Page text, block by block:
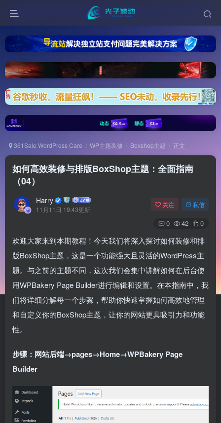
361Sale WordPress Care WP主题装修 Boxshop主题 正文
如何高效装修与排版BoxShop主题：全面指南
（04）
Harry
11月11日 19:43更新
关注 私信
0 42 0
欢迎大家来到本期教程！今天我们将深入探讨如何装修和排
版BoxShop主题，这是一个功能强大且灵活的WordPress主
题。与之前的主题不同，这次我们会集中讲解如何在后台使
用WPBakery Page Builder进行编辑和设置。在本指南中，我
们将详细分解每一个步骤，帮助你快速掌握如何高效地管理
和自定义你的BoxShop主题，让你的网站更具吸引力和功能
性。
步骤：网站后端→pages→Home→WPBakery Page
Builder